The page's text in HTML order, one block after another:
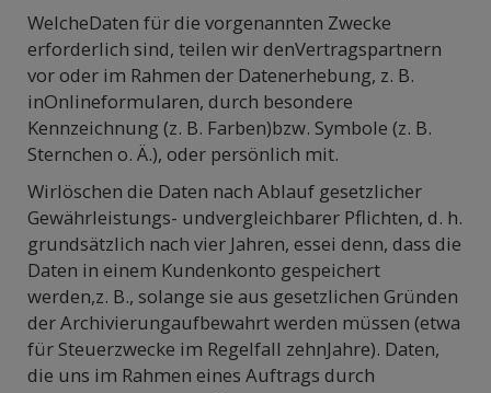
WelcheDaten für die vorgenannten Zwecke
erforderlich sind, teilen wir denVertragspartnern
vor oder im Rahmen der Datenerhebung, z. B.
inOnlineformularen, durch besondere
Kennzeichnung (z. B. Farben)bzw. Symbole (z. B.
Sternchen o. Ä.), oder persönlich mit.
Wirlöschen die Daten nach Ablauf gesetzlicher
Gewährleistungs- undvergleichbarer Pflichten, d. h.
grundsätzlich nach vier Jahren, essei denn, dass die
Daten in einem Kundenkonto gespeichert
werden,z. B., solange sie aus gesetzlichen Gründen
der Archivierungaufbewahrt werden müssen (etwa
für Steuerzwecke im Regelfall zehnJahre). Daten,
die uns im Rahmen eines Auftrags durch